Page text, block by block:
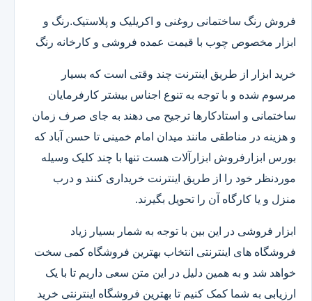
فروش رنگ ساختمانی روغنی و اکریلیک و پلاستیک.رنگ و
ابزار مخصوص چوب با قیمت عمده فروشی و کارخانه رنگ
خرید ابزار از طریق اینترنت چند وقتی است که بسیار
مرسوم شده و با توجه به تنوع اجناس بیشتر کارفرمایان
ساختمانی و استادکارها ترجیح می دهند به جای صرف زمان
و هزینه در مناطقی مانند میدان امام خمینی تا حسن آباد که
بورس ابزارفروش ابزارآلات هست تنها با چند کلیک وسیله
موردنظر خود را از طریق اینترنت خریداری کنند و درب
منزل و یا کارگاه آن را تحویل بگیرند.
ابزار فروشی در این بین با توجه به شمار بسیار زیاد
فروشگاه های اینترنتی انتخاب بهترین فروشگاه کمی سخت
خواهد شد و به همین دلیل در این متن سعی داریم تا با یک
ارزیابی به شما کمک کنیم تا بهترین فروشگاه اینترنتی خرید